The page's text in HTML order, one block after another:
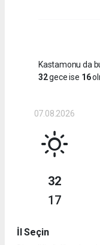
Kastamonu da
32gece ise 16
07.08.2026
32
17
İl Seçin